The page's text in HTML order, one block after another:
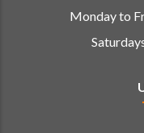
Monday to